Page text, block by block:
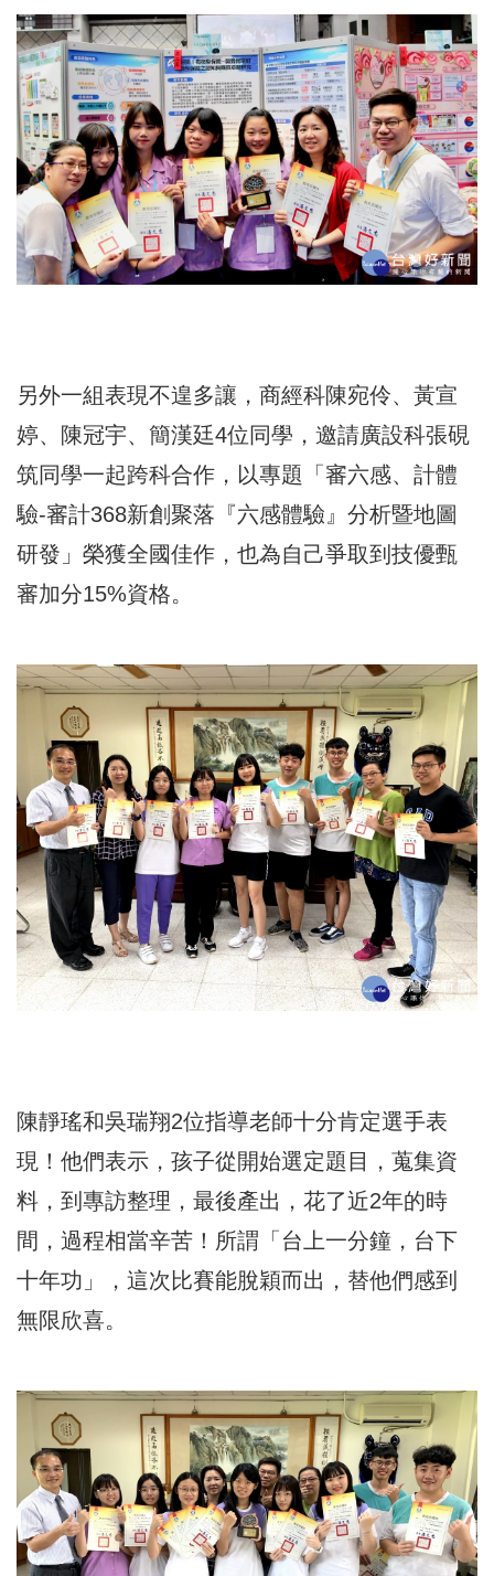
另外一組表現不遑多讓，商經科陳宛伶、黃宣
婷、陳冠宇、簡漢廷4位同學，邀請廣設科張硯
筑同學一起跨科合作，以專題「審六感、計體
驗-審計368新創聚落『六感體驗』分析暨地圖
研發」榮獲全國佳作，也為自己爭取到技優甄
審加分15%資格。
陳靜瑤和吳瑞翔2位指導老師十分肯定選手表
現！他們表示，孩子從開始選定題目，蒐集資
料，到專訪整理，最後產出，花了近2年的時
間，過程相當辛苦！所謂「台上一分鐘，台下
十年功」，這次比賽能脫穎而出，替他們感到
無限欣喜。